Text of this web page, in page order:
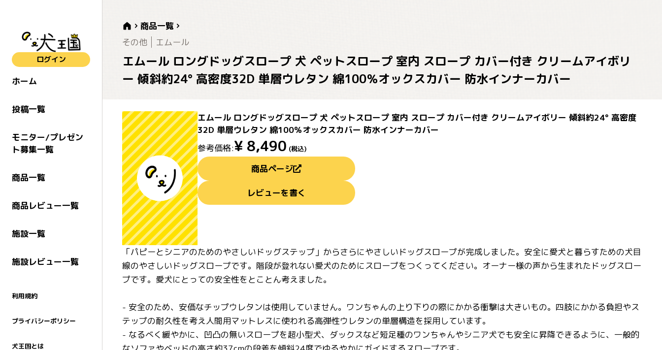
ログイン
ホーム
投稿一覧
モニター/プレゼン
ト募集一覧
商品一覧
商品レビュー一覧
施設一覧
施設レビュー一覧
利用規約
プライバシーポリシー
犬王国とは
商品一覧
その他
エムール
エムール ロングドッグスロープ 犬 ペットスロープ 室内 スロープ カバー付き クリームアイボリ
ー 傾斜約24° 高密度32D 単層ウレタン 綿100％オックスカバー 防水インナーカバー
エムール ロングドッグスロープ 犬 ペットスロープ 室内 スロープ カバー付き クリームアイボリー 傾斜約24° 高密度
32D 単層ウレタン 綿100％オックスカバー 防水インナーカバー
参考価格:¥ 8,490 (税込)
商品ページ
レビューを書く
「パピーとシニアのためのやさしいドッグステップ」からさらにやさしいドッグスロープが完成しました。安全に愛犬と暮らすための犬目
線のやさしいドッグスロープです。階段が登れない愛犬のためにスロープをつくってください。オーナー様の声から生まれたドッグスロー
プです。愛犬にとっての安全性をとことん考えました。
- 安全のため、安価なチップウレタンは使用していません。ワンちゃんの上り下りの際にかかる衝撃は大きいもの。四肢にかかる負担やス
テップの耐久性を考え人間用マットレスに使われる高弾性ウレタンの単層構造を採用しています。
- なるべく緩やかに、凹凸の無いスロープを超小型犬、ダックスなど短足種のワンちゃんやシニア犬でも安全に昇降できるように、一般的